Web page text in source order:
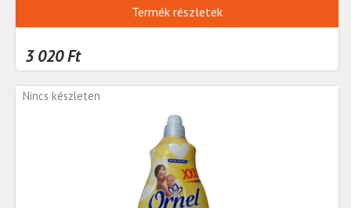
Termék részletek
3 020 Ft
Nincs készleten